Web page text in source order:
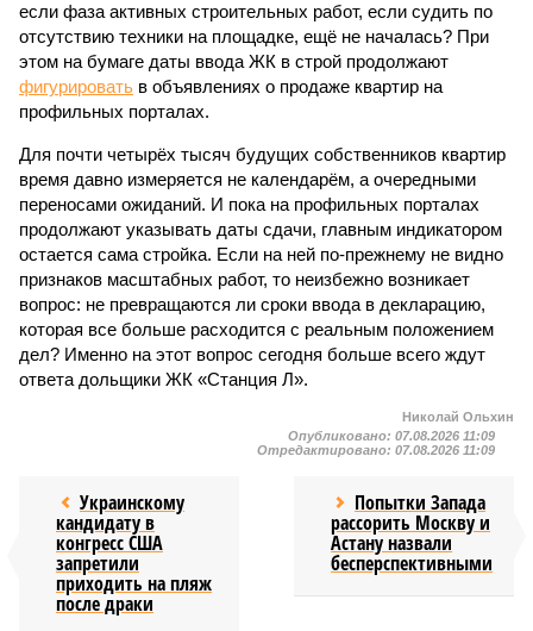
если фаза активных строительных работ, если судить по
отсутствию техники на площадке, ещё не началась? При
этом на бумаге даты ввода ЖК в строй продолжают
фигурировать в объявлениях о продаже квартир на
профильных порталах.
Для почти четырёх тысяч будущих собственников квартир
время давно измеряется не календарём, а очередными
переносами ожиданий. И пока на профильных порталах
продолжают указывать даты сдачи, главным индикатором
остается сама стройка. Если на ней по-прежнему не видно
признаков масштабных работ, то неизбежно возникает
вопрос: не превращаются ли сроки ввода в декларацию,
которая все больше расходится с реальным положением
дел? Именно на этот вопрос сегодня больше всего ждут
ответа дольщики ЖК «Станция Л».
Николай Ольхин
Опубликовано: 07.08.2026 11:09
Отредактировано: 07.08.2026 11:09
Украинскому
кандидату в
конгресс США
запретили
приходить на пляж
после драки
Попытки Запада
рассорить Москву и
Астану назвали
бесперспективными